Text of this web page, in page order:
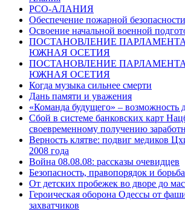
РСО-АЛАНИЯ
Обеспечение пожарной безопасности
Освоение начальной военной
ПОСТАНОВЛЕНИЕ
ЮЖНАЯ ОСЕТИЯ
ПОСТАНОВЛЕНИЕ
ЮЖНАЯ ОСЕТИЯ
Когда музыка сильнее смерти
Дань памяти и уважения
«Команда будущего» – возможность
Сбой в системе банковских карт
своевременному получению
Верность клятве: подвиг медиков
2008 года
Война 08.08.08: рассказы очевидцев
Безопасность, правопорядок и
От детских пробежек во дворе до
Героическая оборона Одессы от
захватчиков